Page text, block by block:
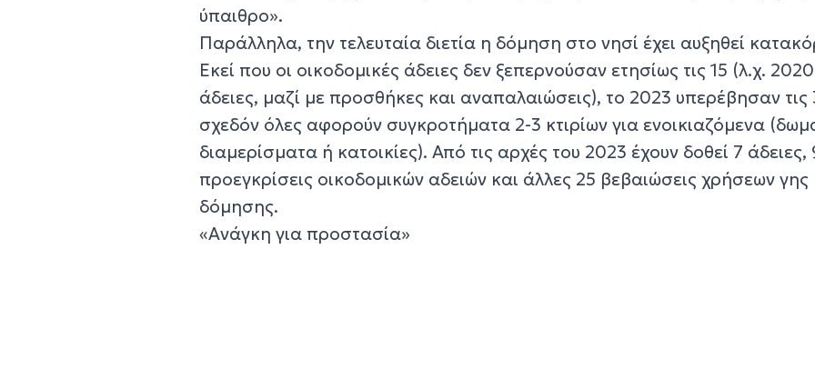
ύπαιθρο».
Παράλληλα, την τελευταία διετία η δόμηση στο νησί έχει αυξηθεί
Εκεί που οι οικοδομικές άδειες δεν ξεπερνούσαν ετησίως τις 15 (λ.χ.
άδειες, μαζί με προσθήκες και αναπαλαιώσεις), το 2023 υπερέβησαν τις
σχεδόν όλες αφορούν συγκροτήματα 2-3 κτιρίων για ενοικιαζόμενα
διαμερίσματα ή κατοικίες). Από τις αρχές του 2023 έχουν δοθεί 7 άδειες,
προεγκρίσεις οικοδομικών αδειών και άλλες 25 βεβαιώσεις χρήσεων
δόμησης.
«Ανάγκη για προστασία»